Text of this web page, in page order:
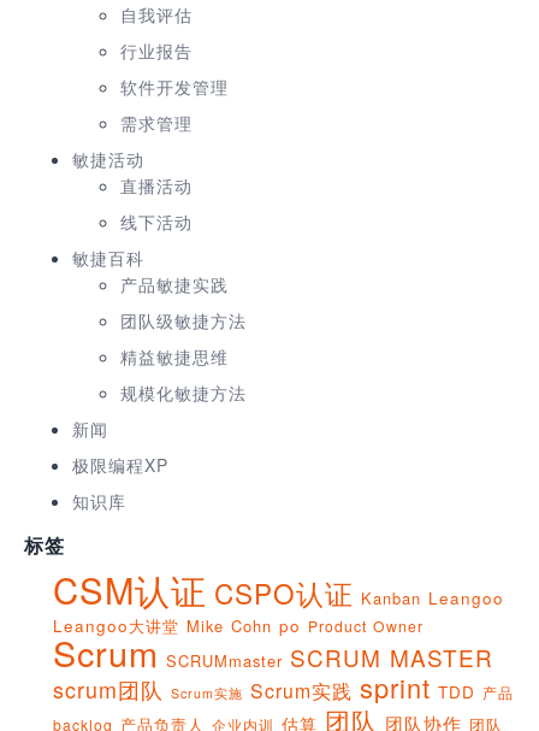
自我评估
行业报告
软件开发管理
需求管理
敏捷活动
直播活动
线下活动
敏捷百科
产品敏捷实践
团队级敏捷方法
精益敏捷思维
规模化敏捷方法
新闻
极限编程XP
知识库
标签
CSM认证 CSPO认证 Kanban Leangoo
Leangoo大讲堂 Mike Cohn po Product Owner
Scrum SCRUMmaster SCRUM MASTER
scrum团队 Scrum实施 Scrum实践 sprint TDD 产品
backlog 产品负责人 企业内训 估算 团队 团队协作 团队